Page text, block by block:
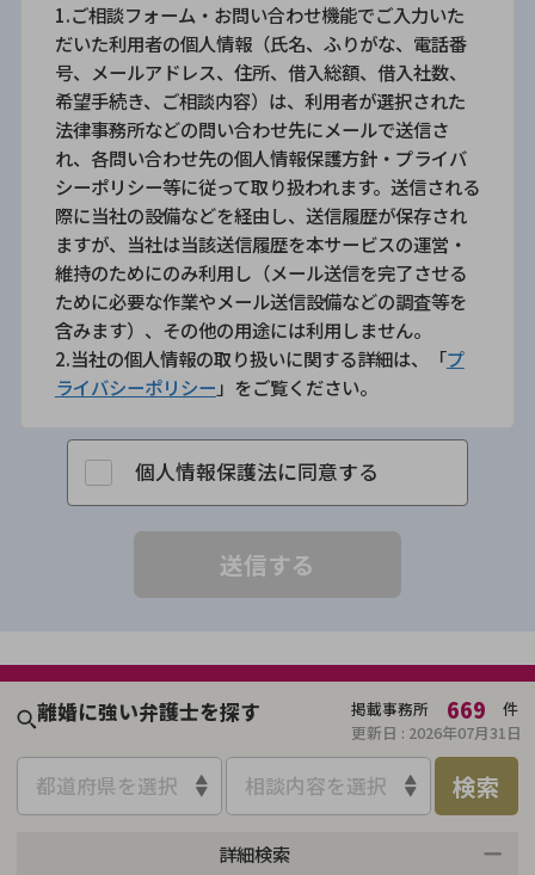
1.ご相談フォーム・お問い合わせ機能でご入力いた
だいた利用者の個人情報（氏名、ふりがな、電話番
号、メールアドレス、住所、借入総額、借入社数、
希望手続き、ご相談内容）は、利用者が選択された
法律事務所などの問い合わせ先にメールで送信さ
れ、各問い合わせ先の個人情報保護方針・プライバ
シーポリシー等に従って取り扱われます。送信される
際に当社の設備などを経由し、送信履歴が保存され
ますが、当社は当該送信履歴を本サービスの運営・
維持のためにのみ利用し（メール送信を完了させる
ために必要な作業やメール送信設備などの調査等を
含みます）、その他の用途には利用しません。
2.当社の個人情報の取り扱いに関する詳細は、「プ
ライバシーポリシー 」をご覧ください。
個人情報保護法に同意する
離婚に強い弁護士を探す 掲載事務所 669
件
更新日 : 2026年07月31日
都道府県を選択 相談内容を選択 検索
詳細検索